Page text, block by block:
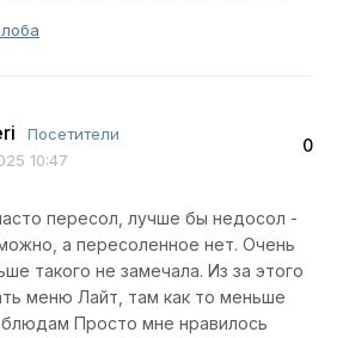
Посетители
10:47
0
пересол, лучше бы недосол -
а пересоленное нет. Очень
такого не замечала. Из за этого
меню Лайт, там как то меньше
Просто мне нравилось